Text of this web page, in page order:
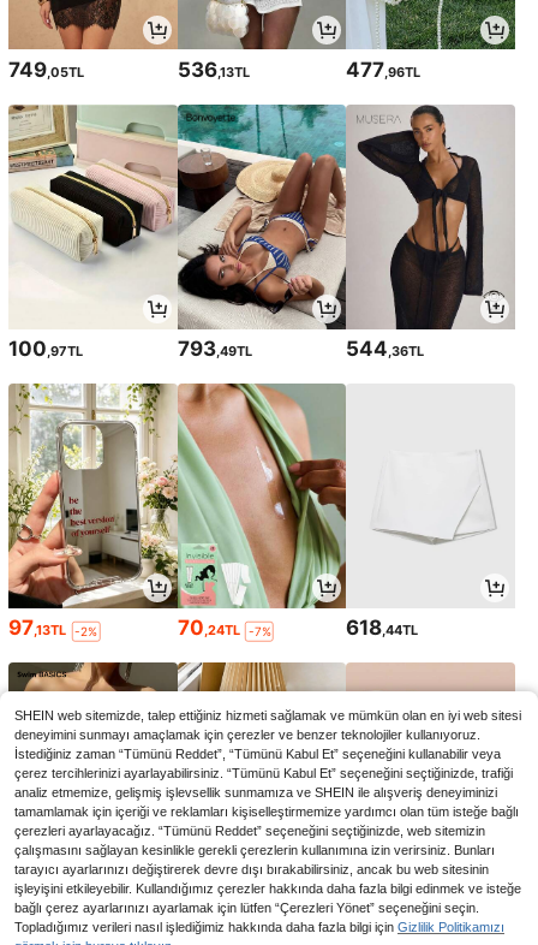
749 ,05TL 536,13TL 477 ,96TL
100,97TL 793,49TL 544,36TL
97,13TL -2% 70,24TL -7% 618,44TL
473,57TL 79,02TL -2% 90,00TL
SHEIN web sitemizde, talep ettiğiniz hizmeti sağlamak ve mümkün olan en iyi web sitesi
deneyimini sunmayı amaçlamak için çerezler ve benzer teknolojiler kullanıyoruz.
İstediğiniz zaman “Tümünü Reddet”, “Tümünü Kabul Et” seçeneğini kullanabilir veya
çerez tercihlerinizi ayarlayabilirsiniz. “Tümünü Kabul Et” seçeneğini seçtiğinizde, trafiği
analiz etmemize, gelişmiş işlevsellik sunmamıza ve SHEIN ile alışveriş deneyiminizi
tamamlamak için içeriği ve reklamları kişiselleştirmemize yardımcı olan tüm isteğe bağlı
çerezleri ayarlayacağız. “Tümünü Reddet” seçeneğini seçtiğinizde, web sitemizin
çalışmasını sağlayan kesinlikle gerekli çerezlerin kullanımına izin verirsiniz. Bunları
tarayıcı ayarlarınızı değiştirerek devre dışı bırakabilirsiniz, ancak bu web sitesinin
işleyişini etkileyebilir. Kullandığımız çerezler hakkında daha fazla bilgi edinmek ve isteğe
bağlı çerez ayarlarınızı ayarlamak için lütfen “Çerezleri Yönet” seçeneğini seçin.
Topladığımız verileri nasıl işlediğimiz hakkında daha fazla bilgi için Gizlilik Politikamızı